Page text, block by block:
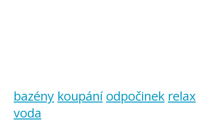
bazény koupání odpočinek relax
voda